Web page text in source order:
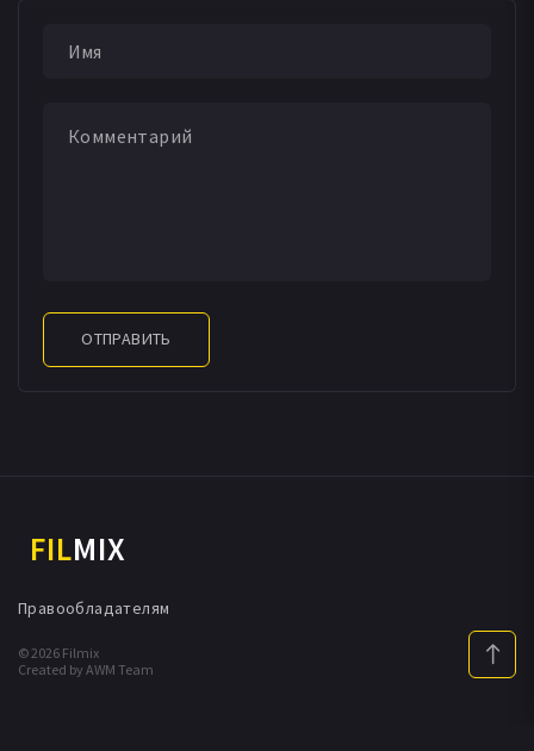
ОТПРАВИТЬ
FILMIX
© 2026 Filmix
Created by AWM Team
Правообладателям